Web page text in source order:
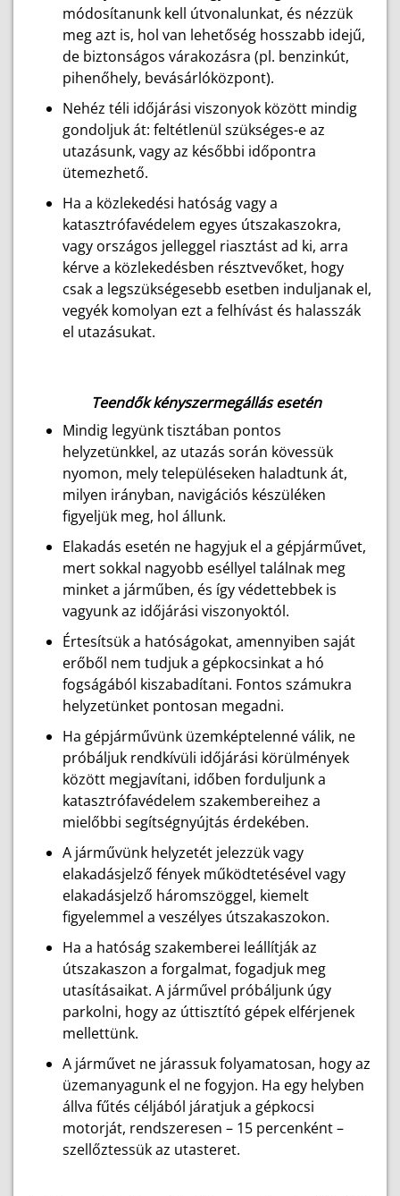
módosítanunk kell útvonalunkat, és nézzük
meg azt is, hol van lehetőség hosszabb idejű,
de biztonságos várakozásra (pl. benzinkút,
pihenőhely, bevásárlóközpont).
Nehéz téli időjárási viszonyok között mindig
gondoljuk át: feltétlenül szükséges-e az
utazásunk, vagy az későbbi időpontra
ütemezhető.
Ha a közlekedési hatóság vagy a
katasztrófavédelem egyes útszakaszokra,
vagy országos jelleggel riasztást ad ki, arra
kérve a közlekedésben résztvevőket, hogy
csak a legszükségesebb esetben induljanak el,
vegyék komolyan ezt a felhívást és halasszák
el utazásukat.
Teendők kényszermegállás esetén
Mindig legyünk tisztában pontos
helyzetünkkel, az utazás során kövessük
nyomon, mely településeken haladtunk át,
milyen irányban, navigációs készüléken
figyeljük meg, hol állunk.
Elakadás esetén ne hagyjuk el a gépjárművet,
mert sokkal nagyobb eséllyel találnak meg
minket a járműben, és így védettebbek is
vagyunk az időjárási viszonyoktól.
Értesítsük a hatóságokat, amennyiben saját
erőből nem tudjuk a gépkocsinkat a hó
fogságából kiszabadítani. Fontos számukra
helyzetünket pontosan megadni.
Ha gépjárművünk üzemképtelenné válik, ne
próbáljuk rendkívüli időjárási körülmények
között megjavítani, időben forduljunk a
katasztrófavédelem szakembereihez a
mielőbbi segítségnyújtás érdekében.
A járművünk helyzetét jelezzük vagy
elakadásjelző fények működtetésével vagy
elakadásjelző háromszöggel, kiemelt
figyelemmel a veszélyes útszakaszokon.
Ha a hatóság szakemberei leállítják az
útszakaszon a forgalmat, fogadjuk meg
utasításaikat. A járművel próbáljunk úgy
parkolni, hogy az úttisztító gépek elférjenek
mellettünk.
A járművet ne járassuk folyamatosan, hogy az
üzemanyagunk el ne fogyjon. Ha egy helyben
állva fűtés céljából járatjuk a gépkocsi
motorját, rendszeresen – 15 percenként –
szellőztessük az utasteret.